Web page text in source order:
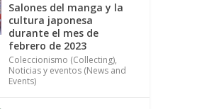
Salones del manga y la
cultura japonesa
durante el mes de
febrero de 2023
Coleccionismo (Collecting),
Noticias y eventos (News and
Events)